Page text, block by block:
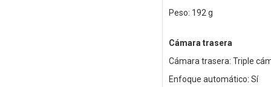
Peso: 192 g
Cámara trasera
Cámara trasera: Triple
Enfoque automático: Sí